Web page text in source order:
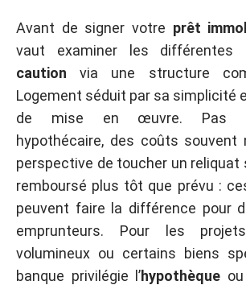
Avant de signer votre prêt
vaut examiner les différentes
caution via une structure
Logement séduit par sa simplicité
de mise en œuvre. Pas
hypothécaire, des coûts souvent
perspective de toucher un reliquat
remboursé plus tôt que prévu :
peuvent faire la différence pour
emprunteurs. Pour les
volumineux ou certains biens
banque privilégie l’hypothèque